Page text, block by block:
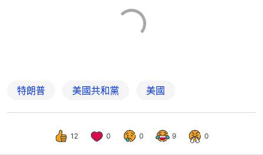
特朗普 美國共和黨 美國
12 0 0 9 0